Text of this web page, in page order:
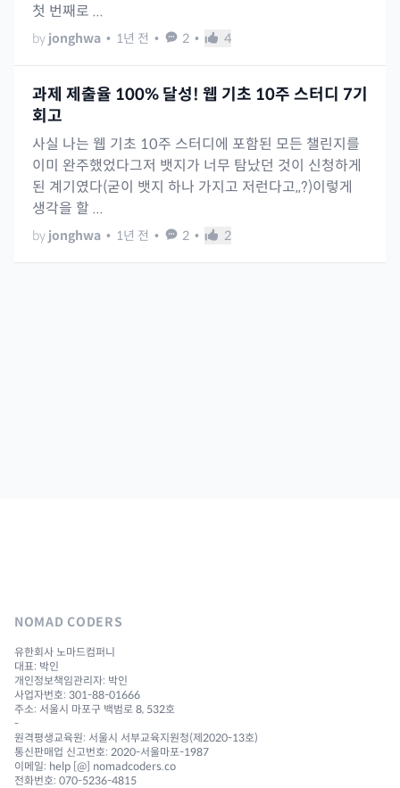
첫 번째로 ...
by jonghwa • 1년 전 • 2 • 4
과제 제출율 100% 달성! 웹 기초 10주 스터디 7기
회고
사실 나는 웹 기초 10주 스터디에 포함된 모든 챌린지를
이미 완주했었다그저 뱃지가 너무 탐났던 것이 신청하게
된 계기였다(굳이 뱃지 하나 가지고 저런다고,,?)이렇게
생각을 할 ...
by jonghwa • 1년 전 • 2 • 2
NOMAD CODERS
유한회사 노마드컴퍼니
대표: 박인
개인정보책임관리자: 박인
사업자번호: 301-88-01666
주소: 서울시 마포구 백범로 8, 532호
-
원격평생교육원: 서울시 서부교육지원청(제2020-13호)
통신판매업 신고번호: 2020-서울마포-1987
이메일: help [@] nomadcoders.co
전화번호: 070-5236-4815